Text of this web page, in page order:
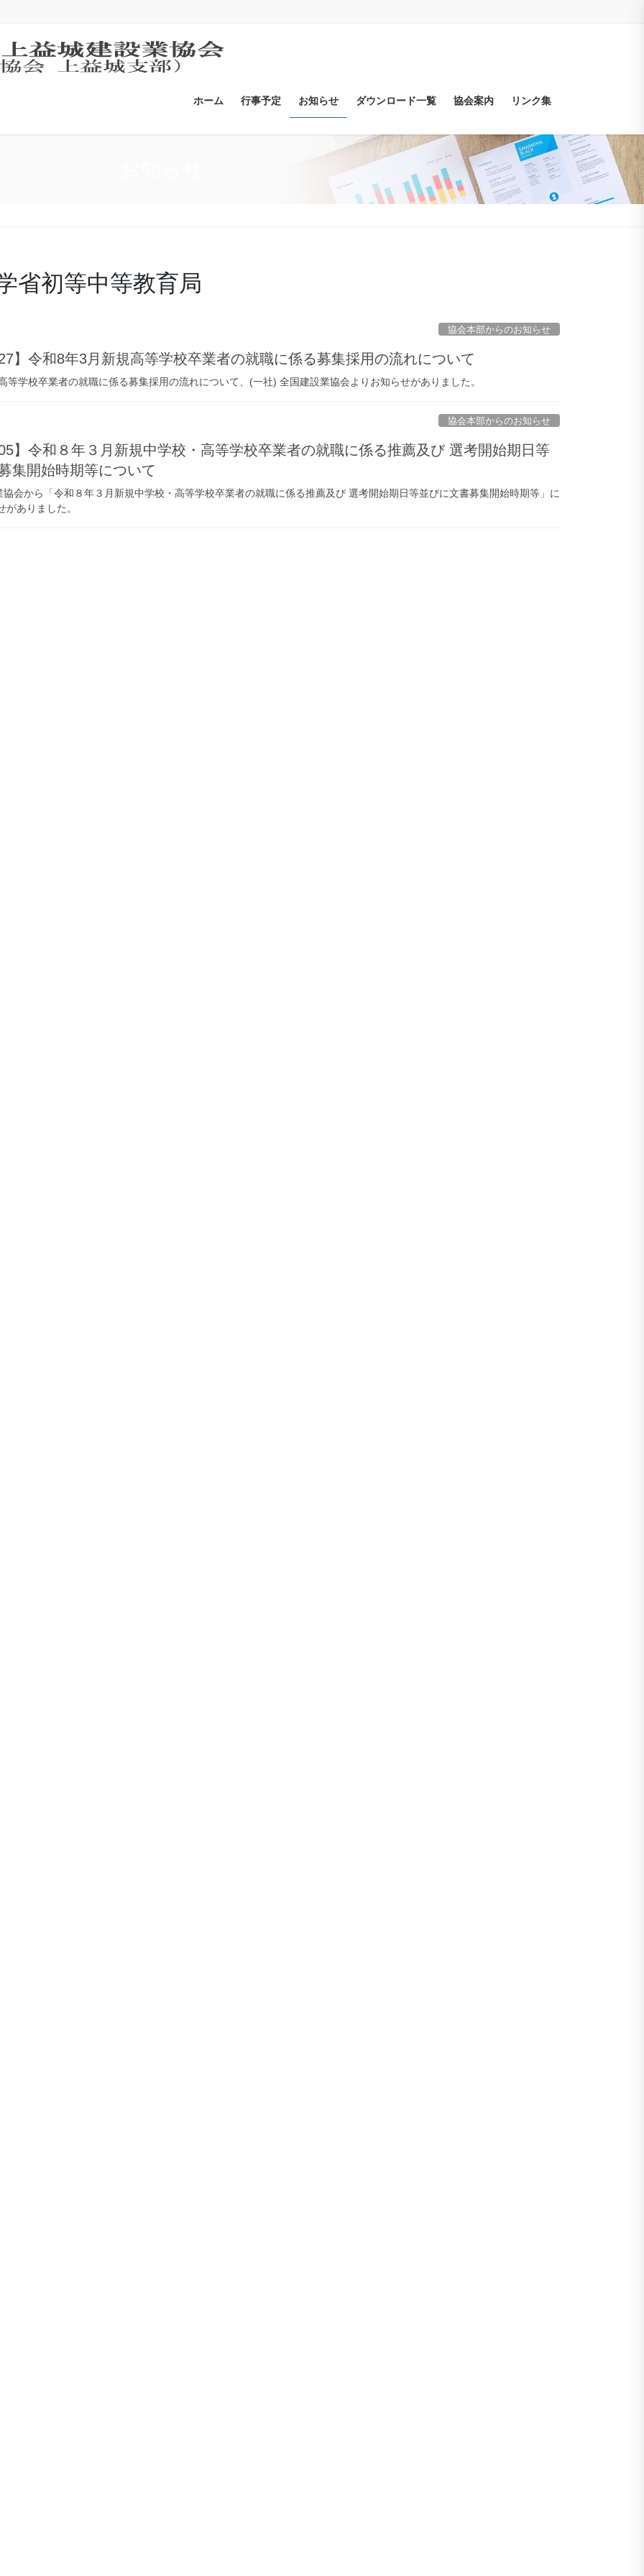
ホーム 行事予定 お知らせ ダウンロード一覧 協会案内 リンク集
省初等中等教育局
協会本部からのお知らせ
】令和8年3月新規高等学校卒業者の就職に係る募集採用の流れについて
等学校卒業者の就職に係る募集採用の流れについて、(一社) 全国建設業協会よりお知らせがありました。
協会本部からのお知らせ
】令和８年３月新規中学校・高等学校卒業者の就職に係る推薦及び 選考開始期日等
集開始時期等について
会から「令和８年３月新規中学校・高等学校卒業者の就職に係る推薦及び 選考開始期日等並びに文書募集開始時期等」に
がありました。